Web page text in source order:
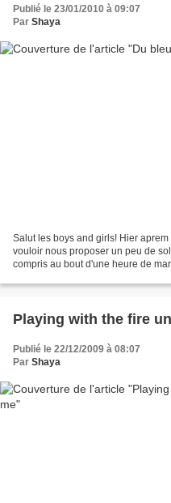
Publié le 23/01/2010 à 09:07
Par Shaya
Salut les boys and girls! Hier
vouloir nous proposer un peu de
compris au bout d'une heure de
Playing with the fire
Publié le 22/12/2009 à 08:07
Par Shaya